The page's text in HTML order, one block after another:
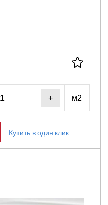
+ м2
Купить в один клик